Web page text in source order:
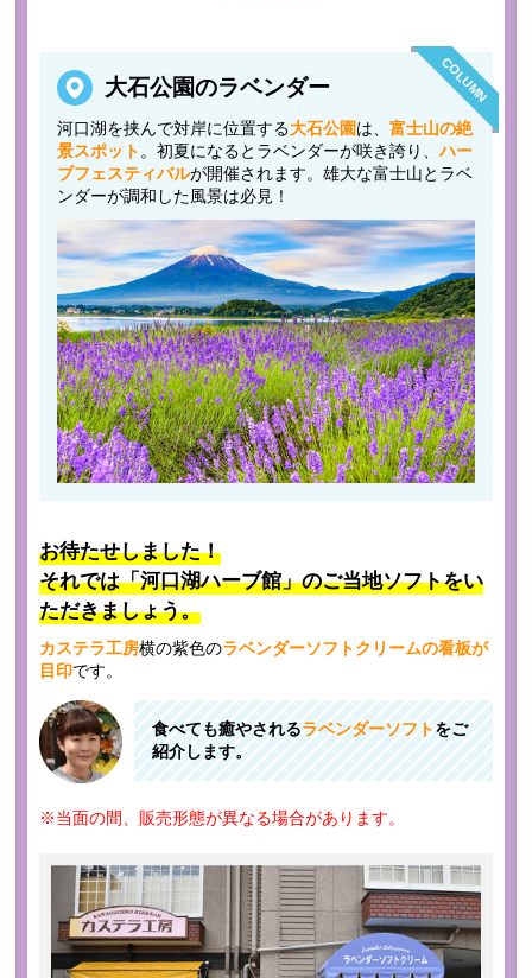
COLUMN
大石公園のラベンダー
河口湖を挟んで対岸に位置する大石公園は、富士山の絶
景スポット 。初夏になるとラベンダーが咲き誇り、ハー
ブフェスティバルが開催されます。雄大な富士山とラベ
ンダーが調和した風景は必見！
お待たせしました！
それでは「河口湖ハーブ館」のご当地ソフトをい
ただきましょう。
カステラ工房横の紫色のラベンダーソフトクリームの看板が
目印です。
食べても癒やされるラベンダーソフトをご
紹介します。
※当面の間、販売形態が異なる場合があります。